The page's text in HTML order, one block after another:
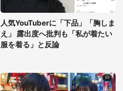
人気YouTuberに「下品」「胸しま
え」 露出度へ批判も「私が着たい
服を着る」と反論